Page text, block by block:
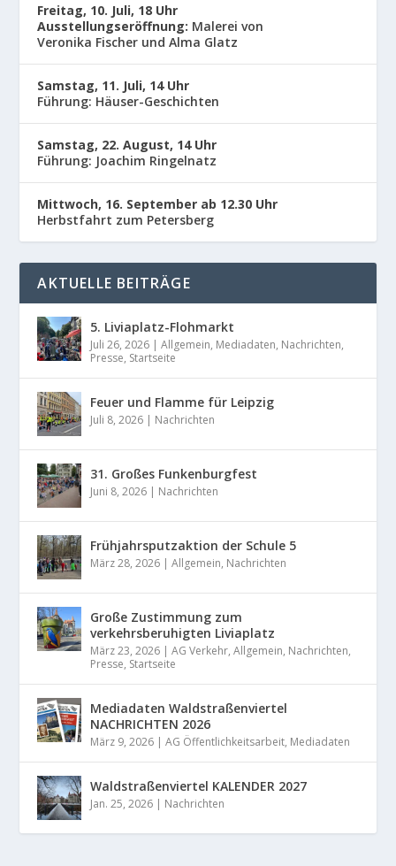
Freitag, 10. Juli, 18 Uhr
Ausstellungseröffnung: Malerei von
Veronika Fischer und Alma Glatz
Samstag, 11. Juli, 14 Uhr
Führung: Häuser-Geschichten
Samstag, 22. August, 14 Uhr
Führung: Joachim Ringelnatz
Mittwoch, 16. September ab 12.30 Uhr
Herbstfahrt zum Petersberg
AKTUELLE BEITRÄGE
5. Liviaplatz-Flohmarkt
Juli 26, 2026 |Allgemein, Mediadaten, Nachrichten,
Presse, Startseite
Feuer und Flamme für Leipzig
Juli 8, 2026 | Nachrichten
31. Großes Funkenburgfest
Juni 8, 2026 | Nachrichten
Frühjahrsputzaktion der Schule 5
März 28, 2026 |Allgemein, Nachrichten
Große Zustimmung zum
verkehrsberuhigten Liviaplatz
März 23, 2026 |AG Verkehr,Allgemein, Nachrichten,
Presse, Startseite
Mediadaten Waldstraßenviertel
NACHRICHTEN 2026
März 9, 2026 |AG Öffentlichkeitsarbeit, Mediadaten
Waldstraßenviertel KALENDER 2027
Jan. 25, 2026 | Nachrichten